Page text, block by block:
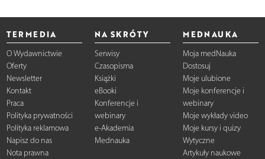
TERMEDIA
O Wydawnictwie
Oferty
Newsletter
Kontakt
Praca
Polityka prywatności
Polityka reklamowa
Napisz do nas
Nota prawna
NA SKRÓTY
Serwisy
Czasopisma
Książki
eBooki
Konferencje i
webinary
e-Akademia
Mednauka
MEDNAUKA
Moja medNauka
Dostosuj
Moje ulubione
Moje konferencje i
webinary
Moje wykłady video
Moje kursy i quizy
Wytyczne
Artykuły naukowe